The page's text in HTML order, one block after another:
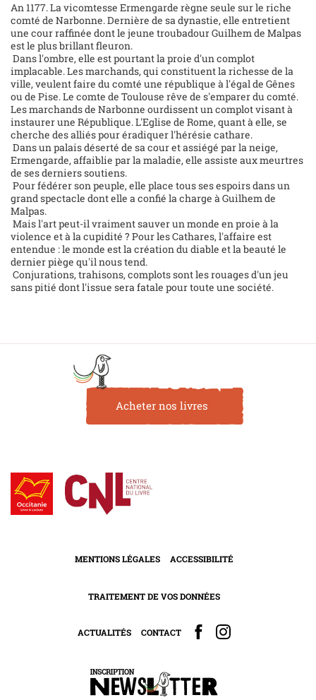
An 1177. La vicomtesse Ermengarde règne seule sur le riche
comté de Narbonne. Dernière de sa dynastie, elle entretient
une cour raffinée dont le jeune troubadour Guilhem de Malpas
est le plus brillant fleuron.
Dans l'ombre, elle est pourtant la proie d'un complot
implacable. Les marchands, qui constituent la richesse de la
ville, veulent faire du comté une république à l'égal de Gênes
ou de Pise. Le comte de Toulouse rêve de s'emparer du comté.
Les marchands de Narbonne ourdissent un complot visant à
instaurer une République. L'Eglise de Rome, quant à elle, se
cherche des alliés pour éradiquer l'hérésie cathare.
Dans un palais déserté de sa cour et assiégé par la neige,
Ermengarde, affaiblie par la maladie, elle assiste aux meurtres
de ses derniers soutiens.
Pour fédérer son peuple, elle place tous ses espoirs dans un
grand spectacle dont elle a confié la charge à Guilhem de
Malpas.
Mais l'art peut-il vraiment sauver un monde en proie à la
violence et à la cupidité ? Pour les Cathares, l'affaire est
entendue : le monde est la création du diable et la beauté le
dernier piège qu'il nous tend.
Conjurations, trahisons, complots sont les rouages d'un jeu
sans pitié dont l'issue sera fatale pour toute une société.
Acheter nos livres
MENTIONS LÉGALES ACCESSIBILITÉ
TRAITEMENT DE VOS DONNÉES
ACTUALITÉS CONTACT